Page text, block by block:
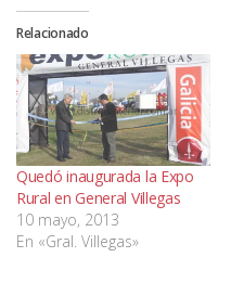
Relacionado
Quedó inaugurada la Expo
Rural en General Villegas
10 mayo, 2013
En «Gral. Villegas»